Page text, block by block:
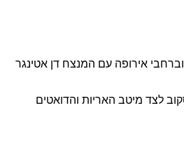
אירופה עם המנצח דן אטינגר
לצד מיטב האריות והדואטים